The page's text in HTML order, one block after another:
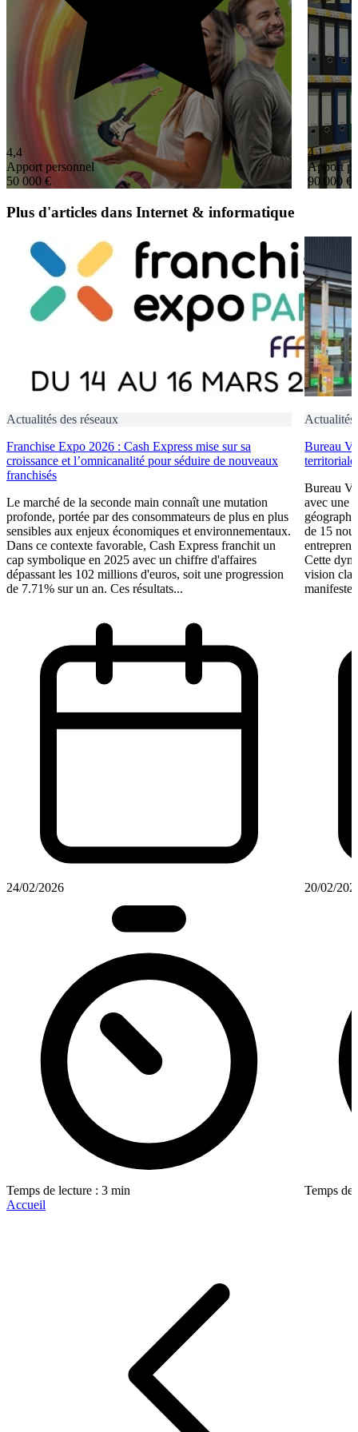
4,4
Apport personnel
50 000 €
4,1
Apport
90 000 €
Plus d'articles dans Internet & informatique
Actualités des réseaux
Franchise Expo 2026 : Cash Express mise sur sa
croissance et l’omnicanalité pour séduire de nouveaux
franchisés
Le marché de la seconde main connaît une mutation
profonde, portée par des consommateurs de plus en plus
sensibles aux enjeux économiques et environnementaux.
Dans ce contexte favorable, Cash Express franchit un
cap symbolique en 2025 avec un chiffre d'affaires
dépassant les 102 millions d'euros, soit une progression
de 7.71% sur un an. Ces résultats...
24/02/2026
Temps de lecture : 3 min
Actualités
Bureau
territoriale
Bureau
avec une
de 15
Cette
vision
20/02/
Temps de
Accueil